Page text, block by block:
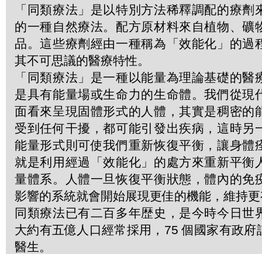
「同類療法」是以特別方法稀釋調配的療劑
的一種自然療法。配方原材料來自植物、礦
品。這些療劑經由一種稱為「效能化」的過
其不可思議的醫療特性。
「同類療法」是一種以能量為理論基礎的醫
是具有能量場或生命力的生命體。我們從現
面看來呈現固體形式的人體，其實是稠密的
受到任何干擾，都可能引發出疾病，這時另
能量形式則可使我們重新恢復平衡，讓身體
就是利用經過「效能化」的處方來重新平衡
量體系。人體一旦恢復平衡狀態，體內的免
影響的系統就會開始展現更佳的機能，維持
同類療法已有二百多年歴史，是今時今日世
大約有五億人口經常採用，75 個國家有政府
醫生。